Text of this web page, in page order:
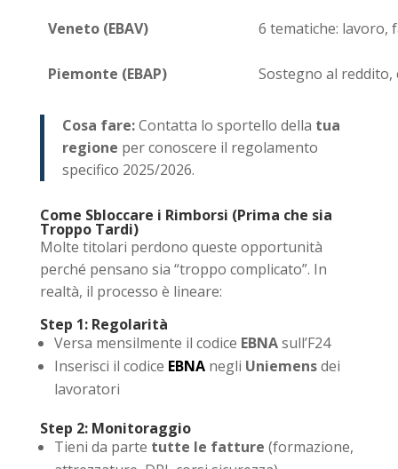
Veneto (EBAV) 6 tematiche: lavoro,
Piemonte (EBAP) Sostegno al
Cosa fare:Contatta lo sportello della tua
regione per conoscere il regolamento
specifico 2025/2026.
Come Sbloccare i Rimborsi (Prima che sia
Troppo Tardi)
Molte titolari perdono queste opportunità
perché pensano sia “troppo complicato”. In
realtà, il processo è lineare:
Step 1: Regolarità
Versa mensilmente il codice EBNAsull’F24
Inserisci il codice EBNAnegli Uniemensdei
lavoratori
Step 2: Monitoraggio
Tieni da parte tutte le fatture (formazione,